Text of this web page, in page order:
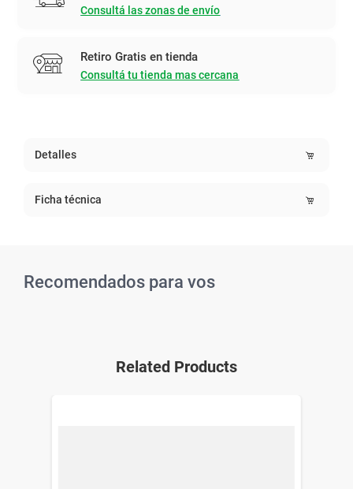
Consultá las zonas de envío
Retiro Gratis en tienda
Consultá tu tienda mas cercana
Detalles
Ficha técnica
Recomendados para vos
Related Products